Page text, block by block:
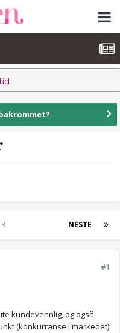
NESTE
#1
kundevennlig, og også
(konkurranse i markedet).